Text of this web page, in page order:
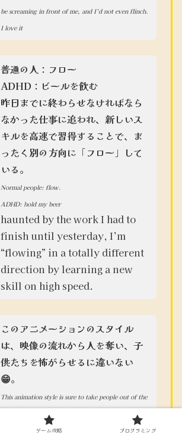
be screaming in front of me, and I’d not even flinch.
I love it
普通の人：フロー
ADHD：ビールを飲む
昨日までに終わらせなければなら
なかった仕事に追われ、新しいス
キルを高速で習得することで、ま
ったく別の方向に「フロー」して
いる。
Normal people: flow.
ADHD: hold my beer
haunted by the work I had to
finish until yesterday, I’m
“flowing” in a totally different
direction by learning a new
skill on high speed.
このアニメーションのスタイル
は、映像の流れから人を奪い、子
供たちを怖がらせるに違いない
😁。
This animation style is sure to take people out of the
flow of the video and scare children.😁
ゲーム攻略 プログラミング